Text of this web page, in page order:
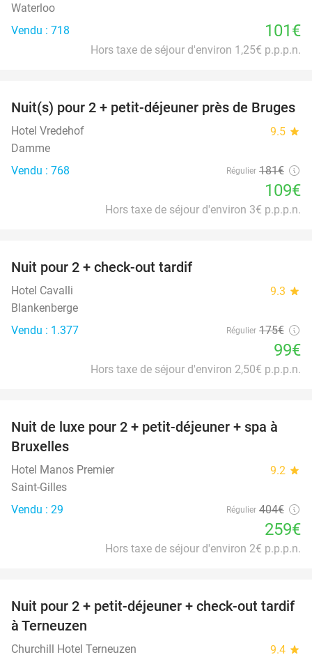
Waterloo
Vendu : 718
101€
Hors taxe de séjour d'environ 1,25€ p.p.p.n.
40%
Nuit(s) pour 2 + petit-déjeuner près de Bruges
Hotel Vredehof 9.5 star
Damme
Vendu : 768
Régulier 181€
109€
Hors taxe de séjour d'environ 3€ p.p.p.n.
Nuit pour 2 + check-out tardif
Hotel Cavalli 9.3 star
Blankenberge
Vendu : 1.377
Régulier 175€
99€
Hors taxe de séjour d'environ 2,50€ p.p.p.n.
36%
Nuit de luxe pour 2 + petit-déjeuner + spa à
Bruxelles
Hotel Manos Premier 9.2 star
Saint-Gilles
Vendu : 29
Régulier 404€
259€
Hors taxe de séjour d'environ 2€ p.p.p.n.
36%
Nuit pour 2 + petit-déjeuner + check-out tardif
à Terneuzen
Churchill Hotel Terneuzen 9.4 star